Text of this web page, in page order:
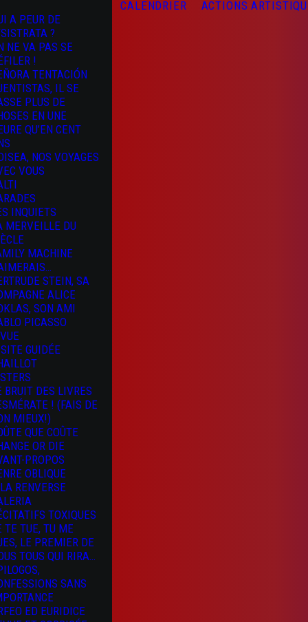
A PEUR DE
?
NE VA PAS SE
!
TENTACIÓN
IL SE
PLUS DE
EN UNE
QU’EN CENT
NOS VOYAGES
VOUS
INQUIETS
MERVEILLE DU
MACHINE
STEIN, SA
ALICE
SON AMI
PICASSO
GUIDÉE
BRUIT DES LIVRES
! (FAIS DE
MIEUX!)
QUE COÛTE
OR DIE
PROPOS
OBLIQUE
RENVERSE
TOXIQUES
TE TUE, TU ME
LE PREMIER DE
TOUS QUI RIRA…
SANS
ED EURIDICE
CALENDRIER ACTIONS